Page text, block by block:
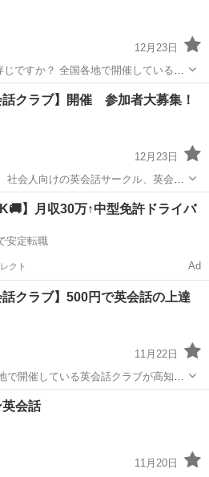
12月23日
ですか？ 全国各地で開催している社
の歴史があります。 会社員、主
参加いただいています。 英語で「話
クラブ
話クラブ】開催 参加者大募集！
12月23日
会人向けの英会話サークル、英会話
とになりました！ 初心者から上級者
共同参画セン
クラブ
】月収30万↑中型免許ドライバ
安定転職
クト Ad
話クラブ】500円で英会話の上達
11月22日
開催している英会話クラブが高知で
通
ル分けされるので初心者の方も安心
クラブ
会話
11月20日